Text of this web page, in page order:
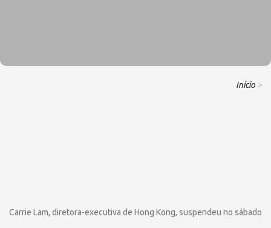
Início >
Carrie Lam, diretora-executiva de Hong Kong, suspendeu no sábado